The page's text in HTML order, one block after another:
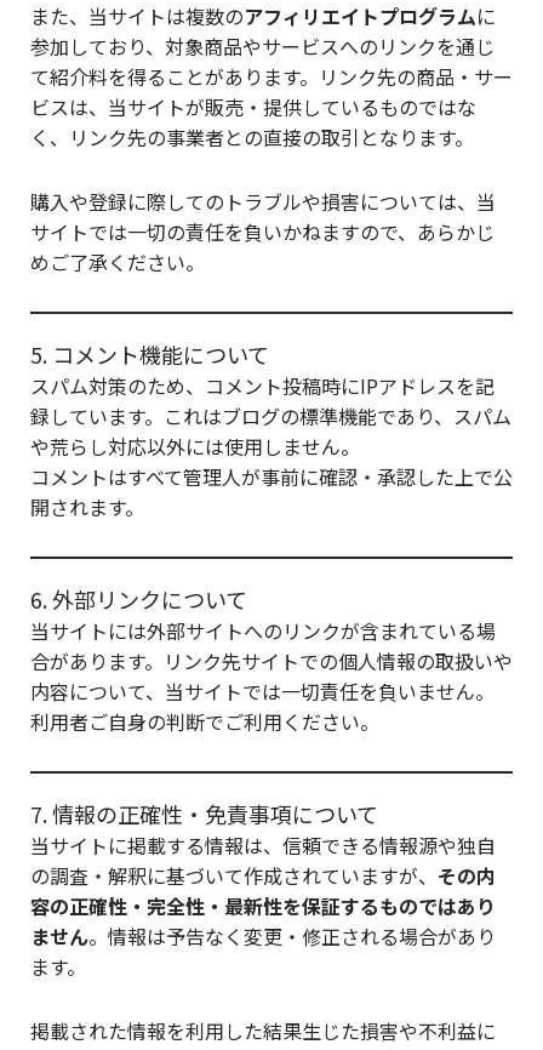
また、当サイトは複数のアフィリエイトプログラムに
参加しており、対象商品やサービスへのリンクを通じ
て紹介料を得ることがあります。リンク先の商品・サー
ビスは、当サイトが販売・提供しているものではな
く、リンク先の事業者との直接の取引となります。
購入や登録に際してのトラブルや損害については、当
サイトでは一切の責任を負いかねますので、あらかじ
めご了承ください。
5. コメント機能について
スパム対策のため、コメント投稿時にIPアドレスを記
録しています。これはブログの標準機能であり、スパム
や荒らし対応以外には使用しません。
コメントはすべて管理人が事前に確認・承認した上で公
開されます。
6. 外部リンクについて
当サイトには外部サイトへのリンクが含まれている場
合があります。リンク先サイトでの個人情報の取扱いや
内容について、当サイトでは一切責任を負いません。
利用者ご自身の判断でご利用ください。
7. 情報の正確性・免責事項について
当サイトに掲載する情報は、信頼できる情報源や独自
の調査・解釈に基づいて作成されていますが、 その内
容の正確性・完全性・最新性を保証するものではあり
ません。情報は予告なく変更・修正される場合があり
ます。
掲載された情報を利用した結果生じた損害や不利益に